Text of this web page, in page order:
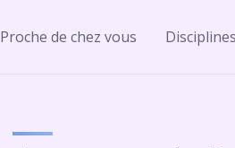
Proche de chez vous Disciplines